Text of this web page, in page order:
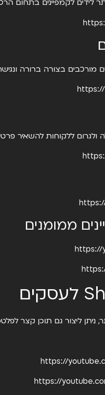
לידים לקמפיינים בתחום
מורכבים בצורה ברורה
https://
ולגרום ללקוחות להשאיר
ממומנים
https://
ניתן ליצור גם תוכן קצר
https://
https://